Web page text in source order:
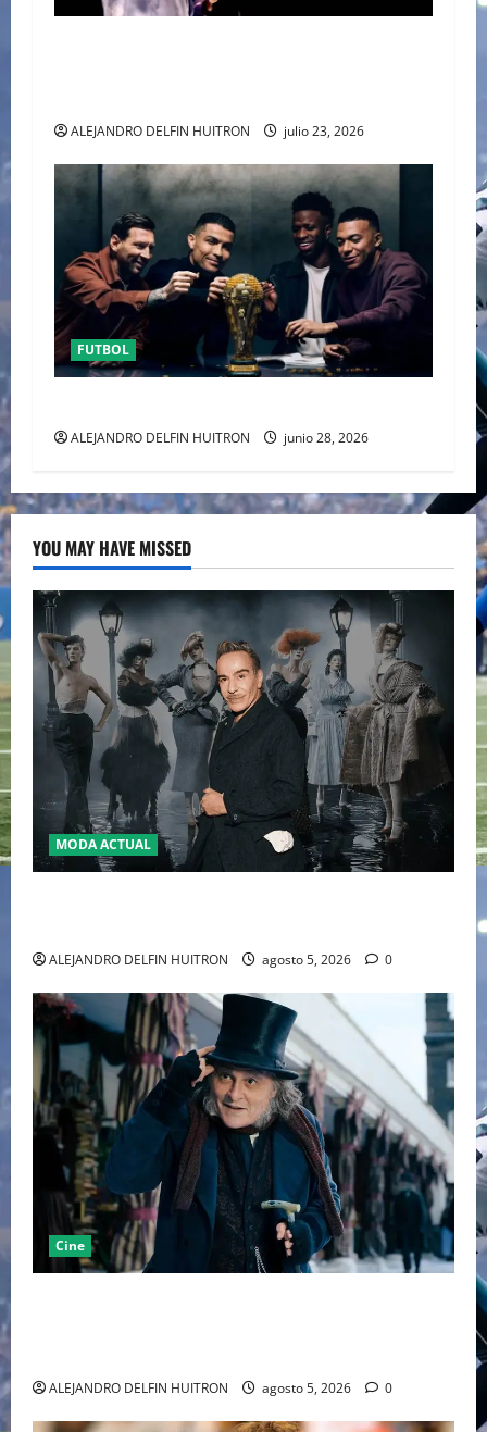
ALEJANDRO DELFIN HUITRON julio 23, 2026
FUTBOL
ALEJANDRO DELFIN HUITRON junio 28, 2026
YOU MAY HAVE MISSED
MODA ACTUAL
ALEJANDRO DELFIN HUITRON agosto 5, 2026 0
Cine
ALEJANDRO DELFIN HUITRON agosto 5, 2026 0